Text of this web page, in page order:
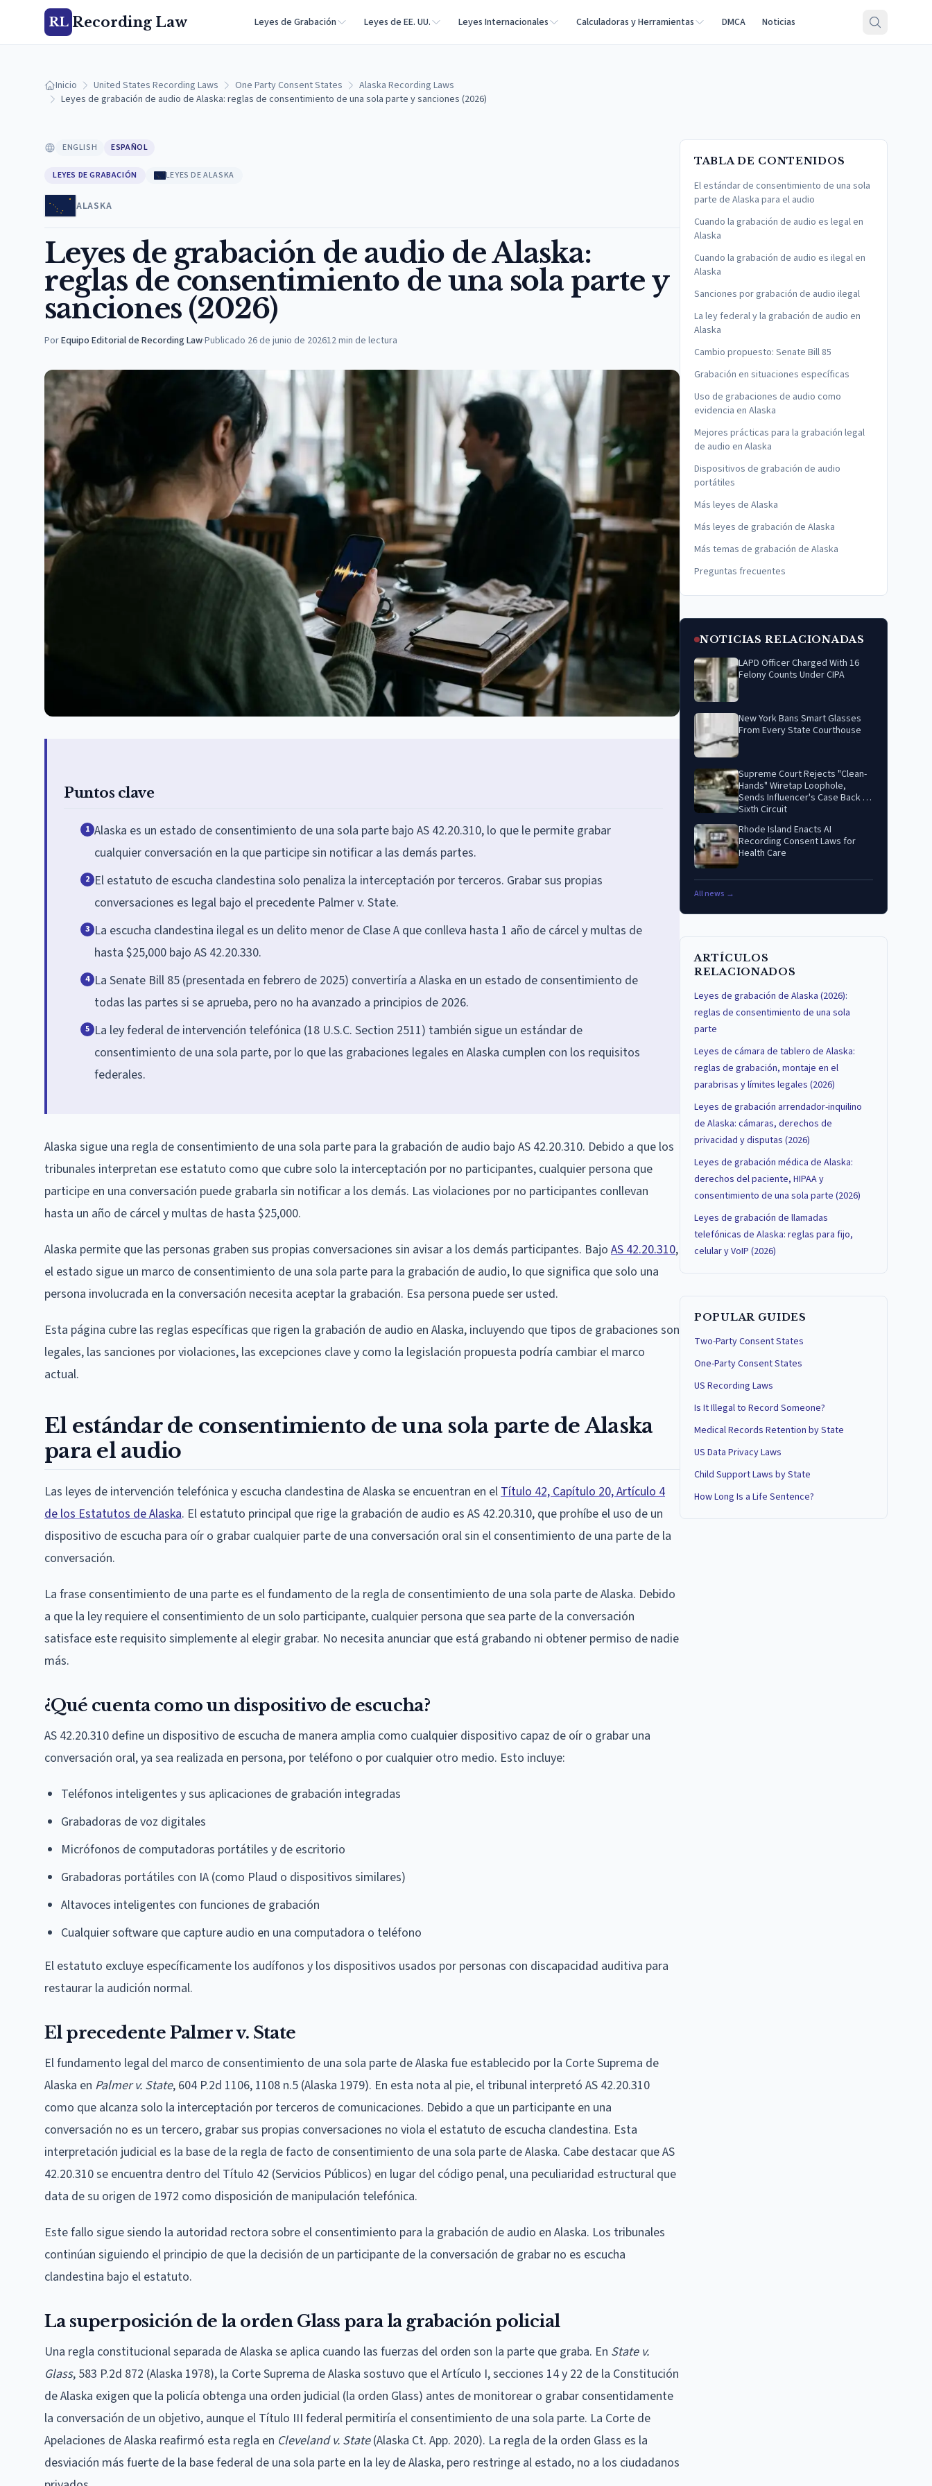
RL Recording Law Leyes de Grabación Leyes de EE. UU. Leyes Internacionales Calculadoras y Herramientas DMCA Noticias
Inicio United States Recording Laws One Party Consent States
Alaska Recording Laws
Leyes de grabación de audio de Alaska: reglas de consentimiento de una sola parte y sanciones (2026)
ENGLISH ESPAÑOL
LEYES DE GRABACIÓN LEYES DE ALASKA
ALASKA
Leyes de grabación de audio de Alaska:
reglas de consentimiento de una sola parte y
sanciones (2026)
PorEquipo Editorial de Recording Law·Publicado 26 de junio de 202612min de lectura
Puntos clave
1 Alaska es un estado de consentimiento de una sola parte bajo AS 42.20.310, lo que le permite grabar
cualquier conversación en la que participe sin notificar a las demás partes.
2 El estatuto de escucha clandestina solo penaliza la interceptación por terceros. Grabar sus propias
conversaciones es legal bajo el precedente Palmer v. State.
3 La escucha clandestina ilegal es un delito menor de Clase A que conlleva hasta 1 año de cárcel y multas de
hasta $25,000 bajo AS 42.20.330.
4 La Senate Bill 85 (presentada en febrero de 2025) convertiría a Alaska en un estado de consentimiento de
todas las partes si se aprueba, pero no ha avanzado a principios de 2026.
5 La ley federal de intervención telefónica (18 U.S.C. Section 2511) también sigue un estándar de
consentimiento de una sola parte, por lo que las grabaciones legales en Alaska cumplen con los requisitos
federales.
Alaska sigue una regla de consentimiento de una sola parte para la grabación de audio bajo AS 42.20.310. Debido a que los
tribunales interpretan ese estatuto como que cubre solo la interceptación por no participantes, cualquier persona que
participe en una conversación puede grabarla sin notificar a los demás. Las violaciones por no participantes conllevan
hasta un año de cárcel y multas de hasta $25,000.
Alaska permite que las personas graben sus propias conversaciones sin avisar a los demás participantes. Bajo AS 42.20.310,
el estado sigue un marco de consentimiento de una sola parte para la grabación de audio, lo que significa que solo una
persona involucrada en la conversación necesita aceptar la grabación. Esa persona puede ser usted.
Esta página cubre las reglas específicas que rigen la grabación de audio en Alaska, incluyendo que tipos de grabaciones son
legales, las sanciones por violaciones, las excepciones clave y como la legislación propuesta podría cambiar el marco
actual.
El estándar de consentimiento de una sola parte de Alaska
para el audio
Las leyes de intervención telefónica y escucha clandestina de Alaska se encuentran en el Título 42, Capítulo 20, Artículo 4
de los Estatutos de Alaska. El estatuto principal que rige la grabación de audio es AS 42.20.310, que prohíbe el uso de un
dispositivo de escucha para oír o grabar cualquier parte de una conversación oral sin el consentimiento de una parte de la
conversación.
La frase consentimiento de una parte es el fundamento de la regla de consentimiento de una sola parte de Alaska. Debido
a que la ley requiere el consentimiento de un solo participante, cualquier persona que sea parte de la conversación
satisface este requisito simplemente al elegir grabar. No necesita anunciar que está grabando ni obtener permiso de nadie
más.
¿Qué cuenta como un dispositivo de escucha?
AS 42.20.310 define un dispositivo de escucha de manera amplia como cualquier dispositivo capaz de oír o grabar una
conversación oral, ya sea realizada en persona, por teléfono o por cualquier otro medio. Esto incluye:
Teléfonos inteligentes y sus aplicaciones de grabación integradas
Grabadoras de voz digitales
Micrófonos de computadoras portátiles y de escritorio
Grabadoras portátiles con IA (como Plaud o dispositivos similares)
Altavoces inteligentes con funciones de grabación
Cualquier software que capture audio en una computadora o teléfono
El estatuto excluye específicamente los audífonos y los dispositivos usados por personas con discapacidad auditiva para
restaurar la audición normal.
El precedente Palmer v. State
El fundamento legal del marco de consentimiento de una sola parte de Alaska fue establecido por la Corte Suprema de
Alaska en Palmer v. State, 604 P.2d 1106, 1108 n.5 (Alaska 1979). En esta nota al pie, el tribunal interpretó AS 42.20.310
como que alcanza solo la interceptación por terceros de comunicaciones. Debido a que un participante en una
conversación no es un tercero, grabar sus propias conversaciones no viola el estatuto de escucha clandestina. Esta
interpretación judicial es la base de la regla de facto de consentimiento de una sola parte de Alaska. Cabe destacar que AS
42.20.310 se encuentra dentro del Título 42 (Servicios Públicos) en lugar del código penal, una peculiaridad estructural que
data de su origen de 1972 como disposición de manipulación telefónica.
Este fallo sigue siendo la autoridad rectora sobre el consentimiento para la grabación de audio en Alaska. Los tribunales
continúan siguiendo el principio de que la decisión de un participante de la conversación de grabar no es escucha
clandestina bajo el estatuto.
La superposición de la orden Glass para la grabación policial
Una regla constitucional separada de Alaska se aplica cuando las fuerzas del orden son la parte que graba. En State v.
Glass, 583 P.2d 872 (Alaska 1978), la Corte Suprema de Alaska sostuvo que el Artículo I, secciones 14 y 22 de la Constitución
de Alaska exigen que la policía obtenga una orden judicial (la orden Glass) antes de monitorear o grabar consentidamente
la conversación de un objetivo, aunque el Título III federal permitiría el consentimiento de una sola parte. La Corte de
Apelaciones de Alaska reafirmó esta regla en Cleveland v. State(Alaska Ct. App. 2020). La regla de la orden Glass es la
desviación más fuerte de la base federal de una sola parte en la ley de Alaska, pero restringe al estado, no a los ciudadanos
TABLA DE CONTENIDOS
El estándar de consentimiento de una sola
parte de Alaska para el audio
Cuando la grabación de audio es legal en
Alaska
Cuando la grabación de audio es ilegal en
Alaska
Sanciones por grabación de audio ilegal
La ley federal y la grabación de audio en
Alaska
Cambio propuesto: Senate Bill 85
Grabación en situaciones específicas
Uso de grabaciones de audio como
evidencia en Alaska
Mejores prácticas para la grabación legal
de audio en Alaska
Dispositivos de grabación de audio
portátiles
Más leyes de Alaska
Más leyes de grabación de Alaska
Más temas de grabación de Alaska
Preguntas frecuentes
NOTICIAS RELACIONADAS
LAPD Officer Charged With 16
Felony Counts Under CIPA
New York Bans Smart Glasses
From Every State Courthouse
Supreme Court Rejects "Clean-
Hands" Wiretap Loophole,
Sends Influencer's Case Back to
Sixth Circuit
Rhode Island Enacts AI
Recording Consent Laws for
Health Care
All news →
ARTÍCULOS
RELACIONADOS
Leyes de grabación de Alaska (2026):
reglas de consentimiento de una sola
parte
Leyes de cámara de tablero de Alaska:
reglas de grabación, montaje en el
parabrisas y límites legales (2026)
Leyes de grabación arrendador-inquilino
de Alaska: cámaras, derechos de
privacidad y disputas (2026)
Leyes de grabación médica de Alaska:
derechos del paciente, HIPAA y
consentimiento de una sola parte (2026)
Leyes de grabación de llamadas
telefónicas de Alaska: reglas para fijo,
celular y VoIP (2026)
POPULAR GUIDES
Two-Party Consent States
One-Party Consent States
US Recording Laws
Is It Illegal to Record Someone?
Medical Records Retention by State
US Data Privacy Laws
Child Support Laws by State
How Long Is a Life Sentence?